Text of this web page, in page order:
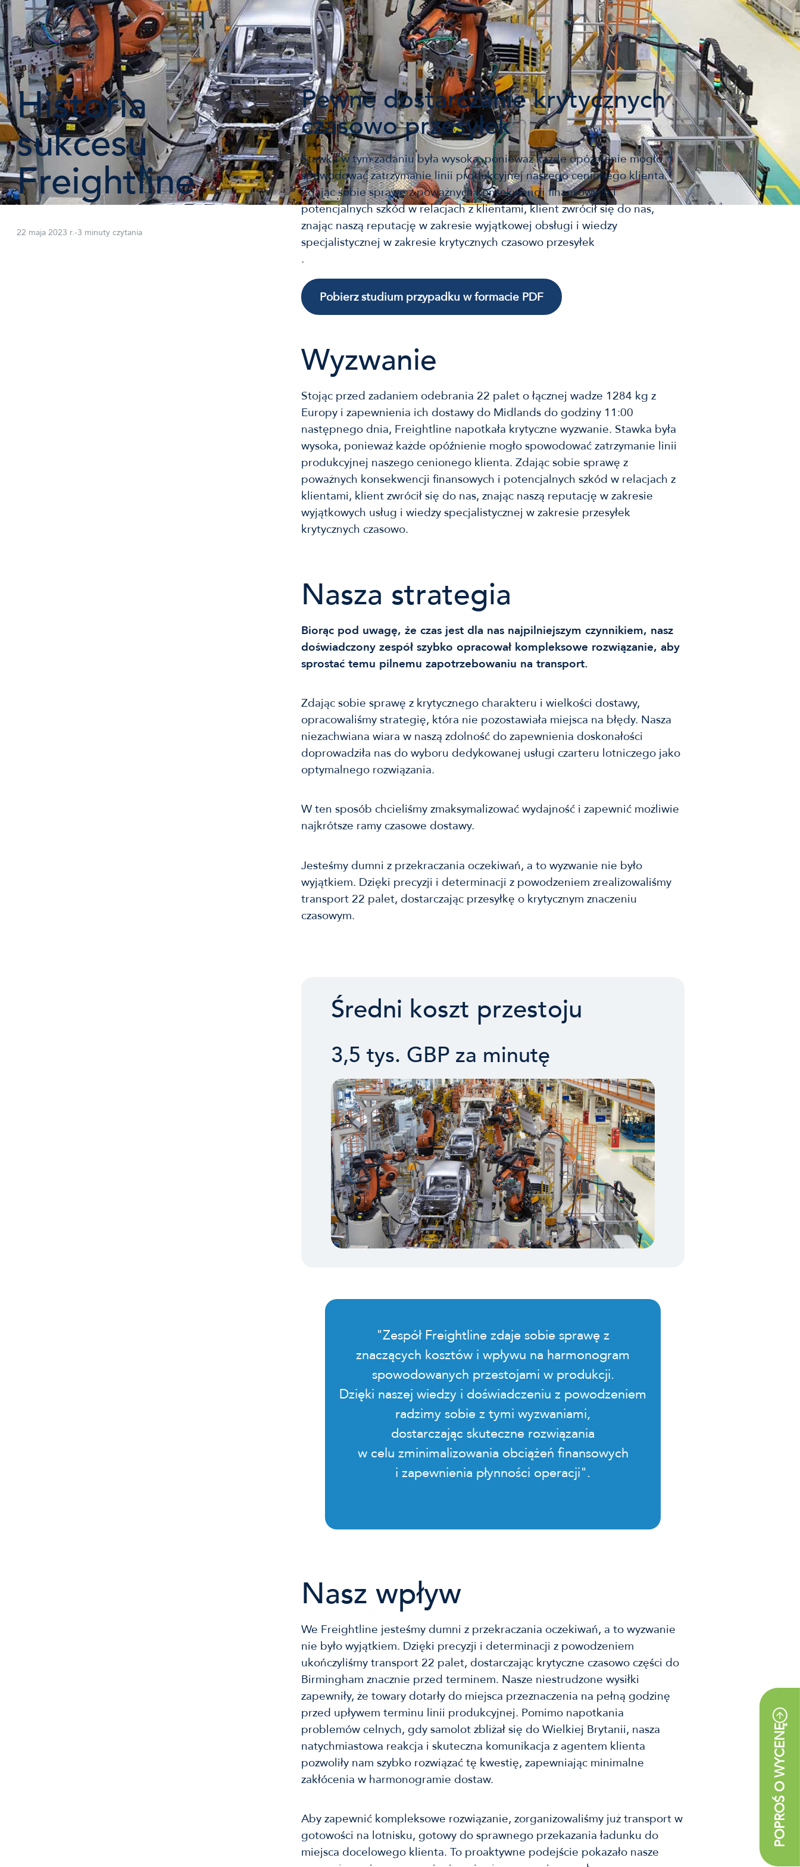
POPROŚ O WYCENĘ
Historia
sukcesu
Freightline
22 maja 2023 r.-3 minuty czytania
Pewne dostarczanie krytycznych
czasowo przesyłek
Stawka w tym zadaniu była wysoka, ponieważ każde opóźnienie mogło
spowodować zatrzymanie linii produkcyjnej naszego cenionego klienta.
Zdając sobie sprawę z poważnych konsekwencji finansowych i
potencjalnych szkód w relacjach z klientami, klient zwrócił się do nas,
znając naszą reputację w zakresie wyjątkowej obsługi i wiedzy
specjalistycznej w zakresie krytycznych czasowo przesyłek
.
Pobierz studium przypadku w formacie PDF
Wyzwanie
Stojąc przed zadaniem odebrania 22 palet o łącznej wadze 1284 kg z
Europy i zapewnienia ich dostawy do Midlands do godziny 11:00
następnego dnia, Freightline napotkała krytyczne wyzwanie. Stawka była
wysoka, ponieważ każde opóźnienie mogło spowodować zatrzymanie linii
produkcyjnej naszego cenionego klienta. Zdając sobie sprawę z
poważnych konsekwencji finansowych i potencjalnych szkód w relacjach z
klientami, klient zwrócił się do nas, znając naszą reputację w zakresie
wyjątkowych usług i wiedzy specjalistycznej w zakresie przesyłek
krytycznych czasowo.
Nasza strategia
Biorąc pod uwagę, że czas jest dla nas najpilniejszym czynnikiem, nasz
doświadczony zespół szybko opracował kompleksowe rozwiązanie, aby
sprostać temu pilnemu zapotrzebowaniu na transport.
Zdając sobie sprawę z krytycznego charakteru i wielkości dostawy,
opracowaliśmy strategię, która nie pozostawiała miejsca na błędy. Nasza
niezachwiana wiara w naszą zdolność do zapewnienia doskonałości
doprowadziła nas do wyboru dedykowanej usługi czarteru lotniczego jako
optymalnego rozwiązania.
W ten sposób chcieliśmy zmaksymalizować wydajność i zapewnić możliwie
najkrótsze ramy czasowe dostawy.
Jesteśmy dumni z przekraczania oczekiwań, a to wyzwanie nie było
wyjątkiem. Dzięki precyzji i determinacji z powodzeniem zrealizowaliśmy
transport 22 palet, dostarczając przesyłkę o krytycznym znaczeniu
czasowym.
Średni koszt przestoju
3,5 tys. GBP za minutę
"Zespół Freightline zdaje sobie sprawę z
znaczących kosztów i wpływu na harmonogram
spowodowanych przestojami w produkcji.
Dzięki naszej wiedzy i doświadczeniu z powodzeniem
radzimy sobie z tymi wyzwaniami,
dostarczając skuteczne rozwiązania
w celu zminimalizowania obciążeń finansowych
i zapewnienia płynności operacji".
Nasz wpływ
We Freightline jesteśmy dumni z przekraczania oczekiwań, a to wyzwanie
nie było wyjątkiem. Dzięki precyzji i determinacji z powodzeniem
ukończyliśmy transport 22 palet, dostarczając krytyczne czasowo części do
Birmingham znacznie przed terminem. Nasze niestrudzone wysiłki
zapewniły, że towary dotarły do miejsca przeznaczenia na pełną godzinę
przed upływem terminu linii produkcyjnej. Pomimo napotkania
problemów celnych, gdy samolot zbliżał się do Wielkiej Brytanii, nasza
natychmiastowa reakcja i skuteczna komunikacja z agentem klienta
pozwoliły nam szybko rozwiązać tę kwestię, zapewniając minimalne
zakłócenia w harmonogramie dostaw.
Aby zapewnić kompleksowe rozwiązanie, zorganizowaliśmy już transport w
gotowości na lotnisku, gotowy do sprawnego przekazania ładunku do
miejsca docelowego klienta. To proaktywne podejście pokazało nasze